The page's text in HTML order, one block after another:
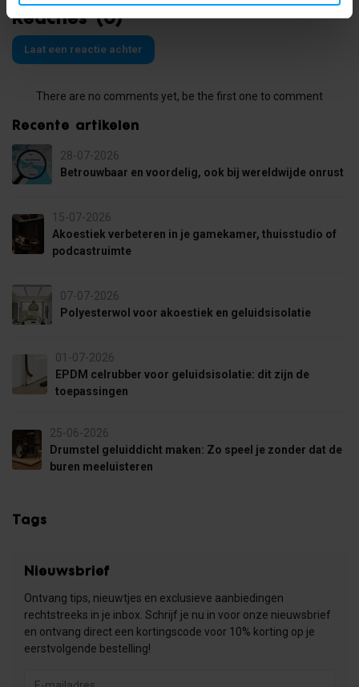
Reacties (0)
Laat een reactie achter
There are no comments yet, be the first one to comment
Recente artikelen
28-07-2026
Betrouwbaar en voordelig, ook bij wereldwijde onrust
15-07-2026
Akoestiek verbeteren in je gamekamer, thuisstudio of
podcastruimte
07-07-2026
Polyesterwol voor akoestiek en geluidsisolatie
01-07-2026
EPDM celrubber voor geluidsisolatie: dit zijn de
toepassingen
25-06-2026
Drumstel geluiddicht maken: Zo speel je zonder dat de
buren meeluisteren
Tags
Nieuwsbrief
Ontvang tips, nieuwtjes en exclusieve aanbiedingen
rechtstreeks in je inbox. Schrijf je nu in voor onze nieuwsbrief
en ontvang direct een kortingscode voor 10% korting op je
eerstvolgende bestelling!